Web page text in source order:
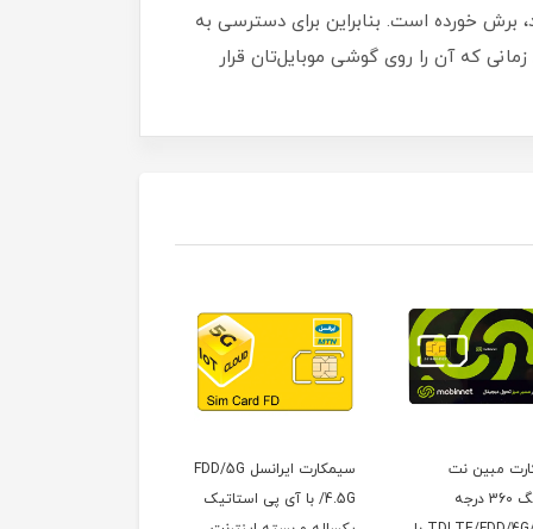
برش خورده است‏.‏ بنابراین برای دسترسی به
که آن را روی گوشی موبایل‌تان قرار
/4.5G با آی پی استاتیک
مودم 4G/TD-LTE وای
ترایب مدل EG2030C-M2-